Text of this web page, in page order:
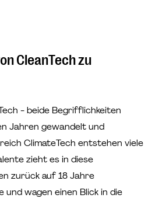
CleanTech zu
- beide Begrifflichkeiten
Jahren gewandelt und
ClimateTech entstehen viele
zieht es in diese
zurück auf 18 Jahre
wagen einen Blick in die